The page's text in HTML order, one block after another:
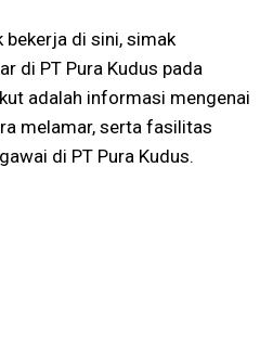
di sini, simak
di PT Pura Kudus pada
adalah informasi mengenai
melamar, serta fasilitas
di PT Pura Kudus.